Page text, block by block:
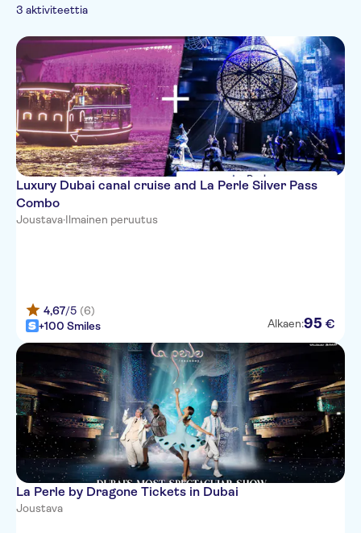
E-lippu
retket
Veneet
Yöelämä
3 aktiviteettia
Luxury Dubai canal cruise and La Perle Silver Pass
Combo
Joustava·Ilmainen peruutus
4,67/5 (6)
+100 Smiles
Alkaen:95 €
La Perle by Dragone Tickets in Dubai
Joustava